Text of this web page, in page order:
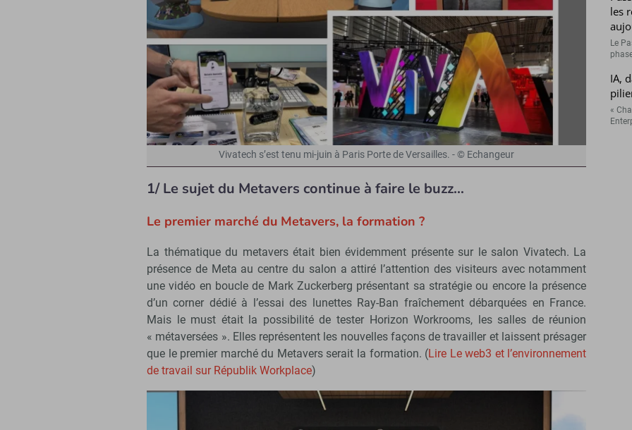
Vivatech s’est tenu mi-juin à Paris Porte de Versailles. - © Echangeur
1/ Le sujet du Metavers continue à faire le buzz…
Le premier marché du Metavers, la formation ?
La thématique du metavers était bien évidemment présente sur le salon Vivatech. La
présence de Meta au centre du salon a attiré l’attention des visiteurs avec notamment
une vidéo en boucle de Mark Zuckerberg présentant sa stratégie ou encore la présence
d’un corner dédié à l’essai des lunettes Ray-Ban fraîchement débarquées en France.
Mais le must était la possibilité de tester Horizon Workrooms, les salles de réunion
« métaversées ». Elles représentent les nouvelles façons de travailler et laissent présager
que le premier marché du Metavers serait la formation. (Lire Le web3 et l’environnement
de travail sur Républik Workplace)
les
Le
IA,
«